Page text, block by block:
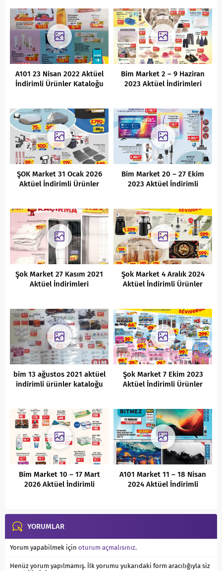
A101 23 Nisan 2022 Aktüel
İndirimli Ürünler Kataloğu
Bim Market 2 – 9 Haziran
2023 Aktüel İndirimleri
ŞOK Market 31 Ocak 2026
Aktüel İndirimli Ürünler
Bim Market 20 – 27 Ekim
2023 Aktüel İndirimli
Şok Market 27 Kasım 2021
Aktüel İndirimleri
Şok Market 4 Aralık 2024
Aktüel İndirimli Ürünler
bim 13 ağustos 2021 aktüel
indirimli ürünler kataloğu
Şok Market 7 Ekim 2023
Aktüel İndirimli Ürünler
Bim Market 10 – 17 Mart
2026 Aktüel İndirimli
A101 Market 11 – 18 Nisan
2024 Aktüel İndirimli
YORUMLAR
Yorum yapabilmek için oturum açmalısınız.
Henüz yorum yapılmamış. İlk yorumu yukarıdaki form aracılığıyla siz